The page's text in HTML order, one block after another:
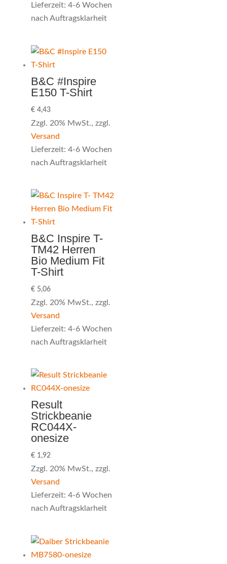
Lieferzeit: 4-6 Wochen
nach Auftragsklarheit
B&C #Inspire
E150 T-Shirt
€4,43
Zzgl. 20% MwSt., zzgl.
Versand
Lieferzeit: 4-6 Wochen
nach Auftragsklarheit
B&C Inspire T-
TM42 Herren
Bio Medium Fit
T-Shirt
€5,06
Zzgl. 20% MwSt., zzgl.
Versand
Lieferzeit: 4-6 Wochen
nach Auftragsklarheit
Result
Strickbeanie
RC044X-
onesize
€1,92
Zzgl. 20% MwSt., zzgl.
Versand
Lieferzeit: 4-6 Wochen
nach Auftragsklarheit